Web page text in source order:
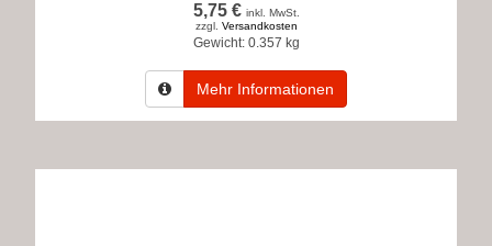
5,75 € inkl. MwSt.
zzgl. Versandkosten
Gewicht: 0.357 kg
Mehr Informationen